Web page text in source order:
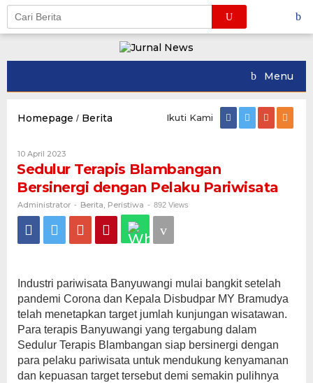
Skip
content
Menu
Homepage / Berita
dengan
Pariwisata
Ikuti Kami
10 April 2023
Administrator
Sedulur Terapis Blambangan
Bersinergi dengan Pelaku Pariwisata
Administrator - Berita Peristiwa - 892 Views
Industri pariwisata Banyuwangi mulai bangkit setelah
pandemi Corona dan Kepala Disbudpar MY Bramudya
telah menetapkan target jumlah kunjungan wisatawan.
Para terapis Banyuwangi yang tergabung dalam
Sedulur Terapis Blambangan siap bersinergi dengan
para pelaku pariwisata untuk mendukung kenyamanan
dan kepuasan target tersebut demi semakin pulihnya